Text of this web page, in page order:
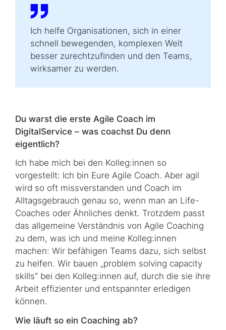
Ich helfe Organisationen, sich in einer
schnell bewegenden, komplexen Welt
besser zurechtzufinden und den Teams,
wirksamer zu werden.
Du warst die erste Agile Coach im
DigitalService – was coachst Du denn
eigentlich?
Ich habe mich bei den Kolleg:innen so
vorgestellt: Ich bin Eure Agile Coach. Aber agil
wird so oft missverstanden und Coach im
Alltagsgebrauch genau so, wenn man an Life-
Coaches oder Ähnliches denkt. Trotzdem passt
das all­ge­mei­ne Verständnis von Agile Coaching
zu dem, was ich und meine Kolleg:innen
machen: Wir befähigen Teams dazu, sich selbst
zu helfen. Wir bauen „problem solving capacity
skills“ bei den Kolleg:innen auf, durch die sie ihre
Arbeit ef­fi­zien­ter und entspannter erledigen
können.
Wie läuft so ein Coaching ab?